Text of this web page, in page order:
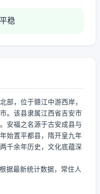
稳
部，位于赣江中游西岸，
。该县隶属江西省吉安市
安福之名源于古安成县与
始置平都县，隋开皇九年
千余年历史，文化底蕴深
据最新统计数据，常住人